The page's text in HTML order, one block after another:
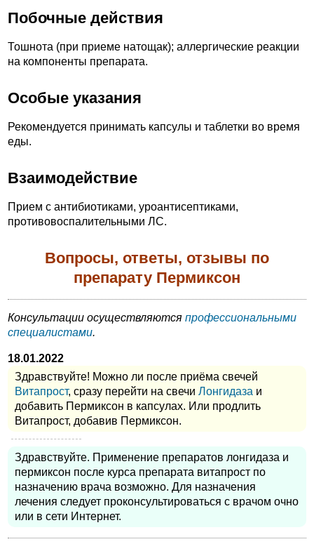
Побочные действия
Тошнота (при приеме натощак); аллергические реакции
на компоненты препарата.
Особые указания
Рекомендуется принимать капсулы и таблетки во время
еды.
Взаимодействие
Прием с антибиотиками, уроантисептиками,
противовоспалительными ЛС.
Вопросы, ответы, отзывы по
препарату Пермиксон
Консультации осуществляются профессиональными
специалистами.
18.01.2022
Здравствуйте! Можно ли после приёма свечей
Витапрост, сразу перейти на свечи Лонгидаза и
добавить Пермиксон в капсулах. Или продлить
Витапрост, добавив Пермиксон.
Здравствуйте. Применение препаратов лонгидаза и
пермиксон после курса препарата витапрост по
назначению врача возможно. Для назначения
лечения следует проконсультироваться с врачом очно
или в сети Интернет.